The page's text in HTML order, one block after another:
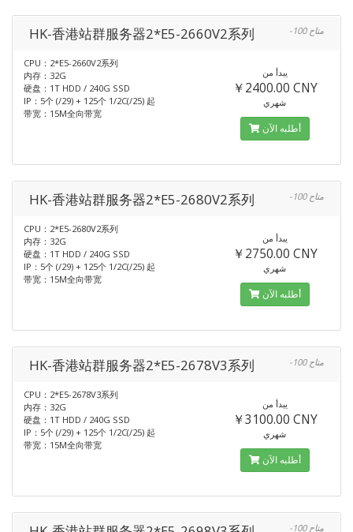
HK-香港站群服务器2*E5-2660V2系列 -100 متاح
CPU：2*E5-2660V2系列
内存：32G
硬盘：1T HDD / 240G SSD
IP：5个 (/29) + 125个 1/2C(/25) 起
带宽：15M全向带宽
يبدأ من
￥2400.00 CNY
شهري
أطلبه الآن
HK-香港站群服务器2*E5-2680V2系列 -100 متاح
CPU：2*E5-2680V2系列
内存：32G
硬盘：1T HDD / 240G SSD
IP：5个 (/29) + 125个 1/2C(/25) 起
带宽：15M全向带宽
يبدأ من
￥2750.00 CNY
شهري
أطلبه الآن
HK-香港站群服务器2*E5-2678V3系列 -100 متاح
CPU：2*E5-2678V3系列
内存：32G
硬盘：1T HDD / 240G SSD
IP：5个 (/29) + 125个 1/2C(/25) 起
带宽：15M全向带宽
يبدأ من
￥3100.00 CNY
شهري
أطلبه الآن
-100 متاح